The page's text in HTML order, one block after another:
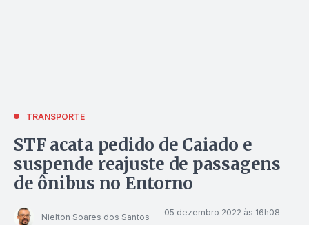
TRANSPORTE
STF acata pedido de Caiado e
suspende reajuste de passagens
de ônibus no Entorno
Nielton Soares dos Santos 05 dezembro 2022 às 16h08